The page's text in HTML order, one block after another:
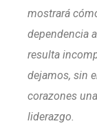
mostrará
dependencia
resulta
dejamos, sin
corazones
liderazgo.